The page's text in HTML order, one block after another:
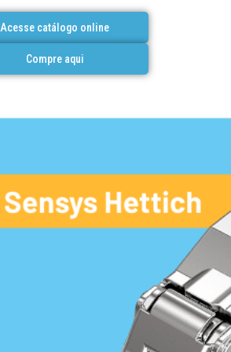
Acesse catálogo online
Compre aqui